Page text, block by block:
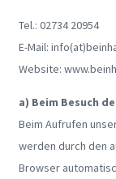
Tel.: 02734 20954
E-Mail:
Website:
a) Beim Besuch
Beim Aufrufen
werden durch den
Browser